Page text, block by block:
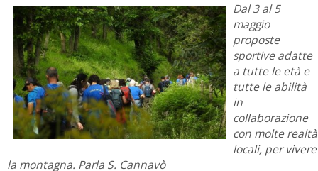
Dal 3 al 5
maggio
proposte
sportive adatte
a tutte le età e
tutte le abilità
in
collaborazione
con molte realtà
locali, per vivere
la montagna. Parla S. Cannavò